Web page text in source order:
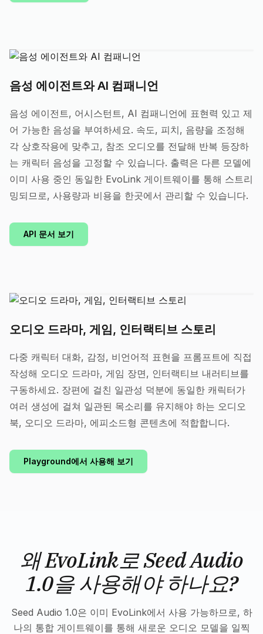
음성 에이전트와 AI 컴패니언
음성 에이전트, 어시스턴트, AI 컴패니언에 표현력 있고 제
어 가능한 음성을 부여하세요. 속도, 피치, 음량을 조정해
각 상호작용에 맞추고, 참조 오디오를 전달해 반복 등장하
는 캐릭터 음성을 고정할 수 있습니다. 출력은 다른 모델에
이미 사용 중인 동일한 EvoLink 게이트웨이를 통해 스트리
밍되므로, 사용량과 비용을 한곳에서 관리할 수 있습니다.
API 문서 보기
오디오 드라마, 게임, 인터랙티브 스토리
다중 캐릭터 대화, 감정, 비언어적 표현을 프롬프트에 직접
작성해 오디오 드라마, 게임 장면, 인터랙티브 내러티브를
구동하세요. 장편에 걸친 일관성 덕분에 동일한 캐릭터가
여러 생성에 걸쳐 일관된 목소리를 유지해야 하는 오디오
북, 오디오 드라마, 에피소드형 콘텐츠에 적합합니다.
Playground에서 사용해 보기
왜 EvoLink로 Seed Audio
1.0을 사용해야 하나요?
Seed Audio 1.0은 이미 EvoLink에서 사용 가능하므로, 하
나의 통합 게이트웨이를 통해 새로운 오디오 모델을 일찍